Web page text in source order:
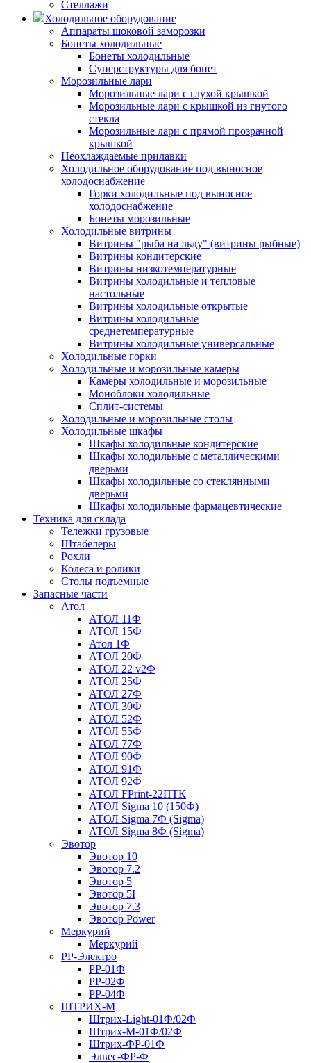
Стеллажи
Холодильное оборудование
Аппараты шоковой заморозки
Бонеты холодильные
Бонеты холодильные
Суперструктуры для бонет
Морозильные лари
Морозильные лари с глухой крышкой
Морозильные лари с крышкой из гнутого
стекла
Морозильные лари с прямой прозрачной
крышкой
Неохлаждаемые прилавки
Холодильное оборудование под выносное
холодоснабжение
Горки холодильные под выносное
холодоснабжение
Бонеты морозильные
Холодильные витрины
Витрины "рыба на льду" (витрины рыбные)
Витрины кондитерские
Витрины низкотемпературные
Витрины холодильные и тепловые
настольные
Витрины холодильные открытые
Витрины холодильные
среднетемпературные
Витрины холодильные универсальные
Холодильные горки
Холодильные и морозильные камеры
Камеры холодильные и морозильные
Моноблоки холодильные
Сплит-системы
Холодильные и морозильные столы
Холодильные шкафы
Шкафы холодильные кондитерские
Шкафы холодильные с металлическими
дверьми
Шкафы холодильные со стеклянными
дверьми
Шкафы холодильные фармацевтические
Техника для склада
Тележки грузовые
Штабелеры
Рохли
Колеса и ролики
Столы подъемные
Запасные части
Атол
АТОЛ 11Ф
АТОЛ 15Ф
Атол 1Ф
АТОЛ 20Ф
АТОЛ 22 v2Ф
АТОЛ 25Ф
АТОЛ 27Ф
АТОЛ 30Ф
АТОЛ 52Ф
АТОЛ 55Ф
АТОЛ 77Ф
АТОЛ 90Ф
АТОЛ 91Ф
АТОЛ 92Ф
АТОЛ FPrint-22ПТК
АТОЛ Sigma 10 (150Ф)
АТОЛ Sigma 7Ф (Sigma)
АТОЛ Sigma 8Ф (Sigma)
Эвотор
Эвотор 10
Эвотор 7.2
Эвотор 5
Эвотор 5I
Эвотор 7.3
Эвотор Power
Меркурий
Меркурий
РР-Электро
РР-01Ф
РР-02Ф
РР-04Ф
ШТРИХ-М
Штрих-Light-01Ф/02Ф
Штрих-М-01Ф/02Ф
Штрих-ФР-01Ф
Элвес-ФР-Ф